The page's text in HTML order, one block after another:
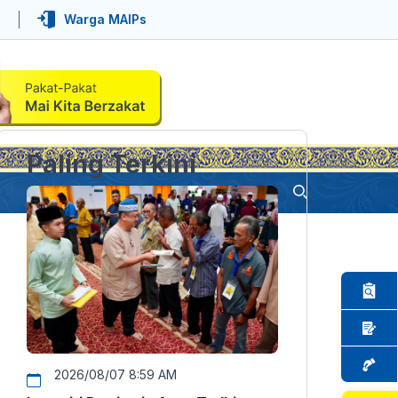
Warga MAIPs
Paling Terkini
2026/08/07 8:59 AM